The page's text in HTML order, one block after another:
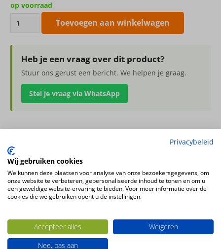
op voorraad
Delphinium
(Ridderspoor)
96cm
aantal
Toevoegen aan winkelwagen
Heb je een vraag over dit product?
Stuur ons gerust een bericht. We helpen je graag.
Stel je vraag via WhatsApp
2x vertakt, met 12 bloemen (4L/4M/4Sm), 7 knopjes (3cm) &
7 blad
Kleur
wit – creme
Delphinium
Privacybeleid
Wij gebruiken cookies
We kunnen deze plaatsen voor analyse van onze bezoekersgegevens, om
onze website te verbeteren, gepersonaliseerde inhoud te tonen en om u
een geweldige website-ervaring te bieden. Voor meer informatie over de
cookies die we gebruiken opent u de instellingen.
Accepteer alles
Weigeren
Nee, pas aan